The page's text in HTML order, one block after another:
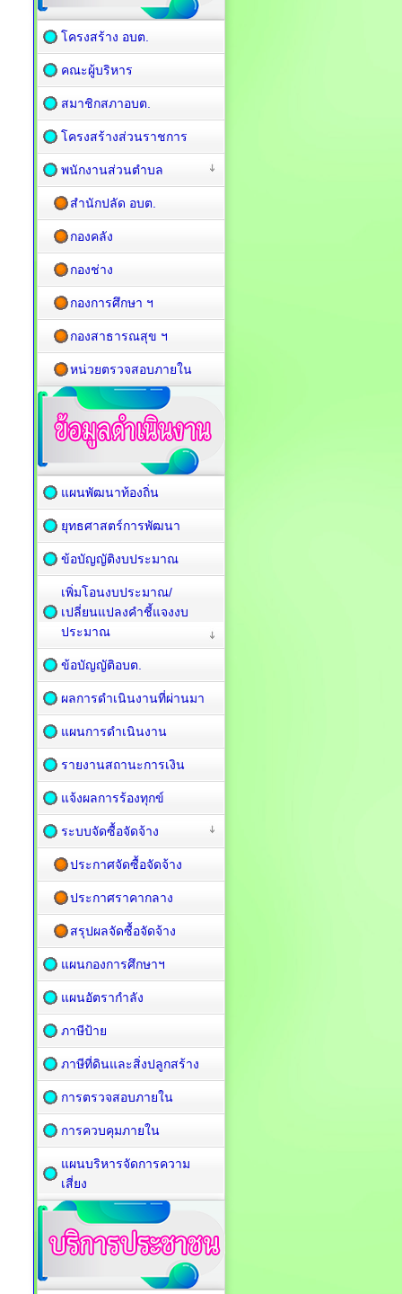
โครงสร้าง อบต.
คณะผู้บริหาร
สมาชิกสภาอบต.
โครงสร้างส่วนราชการ
พนักงานส่วนตำบล
สำนักปลัด อบต.
กองคลัง
กองช่าง
กองการศึกษา ฯ
กองสาธารณสุข ฯ
หน่วยตรวจสอบภายใน
แผนพัฒนาท้องถิ่น
ยุทธศาสตร์การพัฒนา
ข้อบัญญัติงบประมาณ
เพิ่มโอนงบประมาณ/
เปลี่ยนแปลงคำชี้แจงงบ
ประมาณ
ข้อบัญญัติอบต.
ผลการดำเนินงานที่ผ่านมา
แผนการดำเนินงาน
รายงานสถานะการเงิน
แจ้งผลการร้องทุกข์
ระบบจัดซื้อจัดจ้าง
ประกาศจัดซื้อจัดจ้าง
ประกาศราคากลาง
สรุปผลจัดซื้อจัดจ้าง
แผนกองการศึกษาฯ
แผนอัตรากำลัง
ภาษีป้าย
ภาษีที่ดินและสิ่งปลูกสร้าง
การตรวจสอบภายใน
การควบคุมภายใน
แผนบริหารจัดการความ
เสี่ยง